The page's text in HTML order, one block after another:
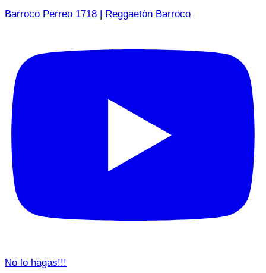
Barroco Perreo 1718 | Reggaetón Barroco
No lo hagas!!!